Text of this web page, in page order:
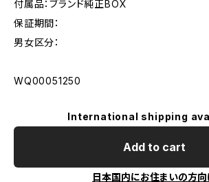
付属品：ブランド純正BOX
保証期間：
男女区分：
WQ00051250
International shipping
Add to cart
日本国内にお住まいの方向